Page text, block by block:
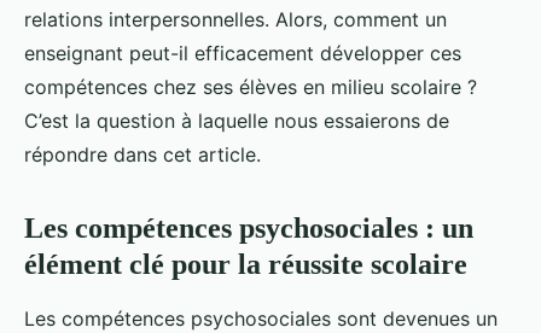
relations interpersonnelles. Alors, comment un
enseignant peut-il efficacement développer ces
compétences chez ses élèves en milieu scolaire ?
C’est la question à laquelle nous essaierons de
répondre dans cet article.
Les compétences psychosociales : un
élément clé pour la réussite scolaire
Les compétences psychosociales sont devenues un